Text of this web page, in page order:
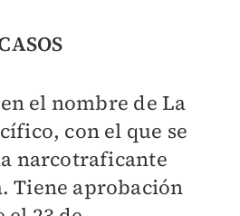
el nombre de La
con el que se
narcotraficante
Tiene aprobación